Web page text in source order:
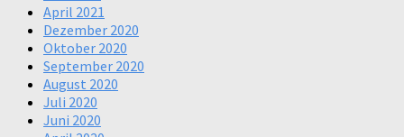
April 2021
Dezember 2020
Oktober 2020
September 2020
August 2020
Juli 2020
Juni 2020